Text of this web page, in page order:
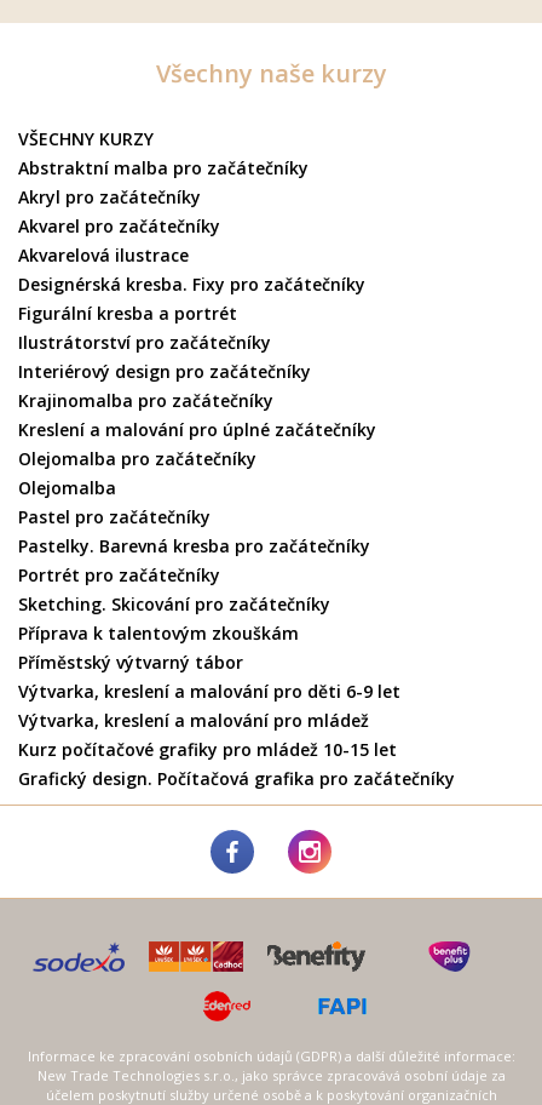
Všechny naše kurzy
VŠECHNY KURZY
Abstraktní malba pro začátečníky
Akryl pro začátečníky
Akvarel pro začátečníky
Akvarelová ilustrace
Designérská kresba. Fixy pro začátečníky
Figurální kresba a portrét
Ilustrátorství pro začátečníky
Interiérový design pro začátečníky
Krajinomalba pro začátečníky
Kreslení a malování pro úplné začátečníky
Olejomalba pro začátečníky
Olejomalba
Pastel pro začátečníky
Pastelky. Barevná kresba pro začátečníky
Portrét pro začátečníky
Sketching. Skicování pro začátečníky
Příprava k talentovým zkouškám
Příměstský výtvarný tábor
Výtvarka, kreslení a malování pro děti 6-9 let
Výtvarka, kreslení a malování pro mládež
Kurz počítačové grafiky pro mládež 10-15 let
Grafický design. Počítačová grafika pro začátečníky
Informace ke zpracování osobních údajů (GDPR) a další důležité informace:
New Trade Technologies s.r.o., jako správce zpracovává osobní údaje za
účelem poskytnutí služby určené osobě a k poskytování organizačních